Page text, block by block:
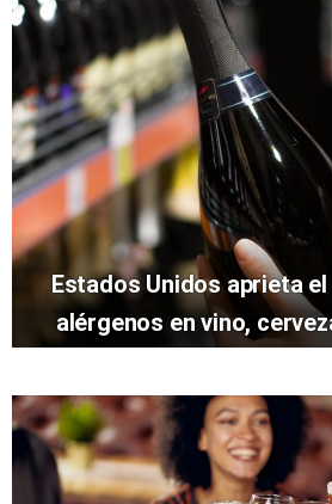
Estados Unidos aprieta
alérgenos en vino,